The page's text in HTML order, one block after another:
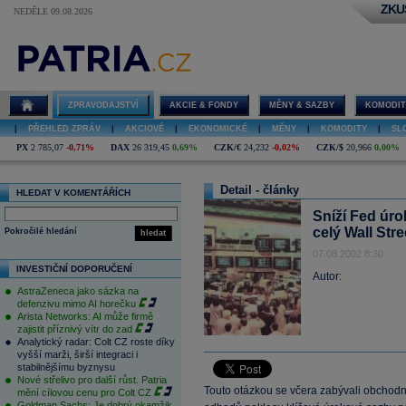
NEDĚLE 09.08.2026
ZPRAVODAJSTVÍ AKCIE & FONDY MĚNY & SAZBY
PŘEHLED ZPRÁV AKCIOVÉ EKONOMICKÉ MĚNY KOMODITY
PX 2 785,07 -0,71% DAX 26 319,45 0,69% CZK/€ 24,232 -0,02% CZK/$ 20,966 0,00%
HLEDAT V KOMENTÁŘÍCH
hledat
Pokročilé hledání
INVESTIČNÍ DOPORUČENÍ
AstraZeneca jako sázka na
defenzivu mimo AI horečku
Arista Networks: AI může firmě
zajistit příznivý vítr do zad
Analytický radar: Colt CZ roste díky
vyšší marži, širší integraci i
stabilnějšímu byznysu
Nové střelivo pro další růst. Patria
mění cílovou cenu pro Colt CZ
Detail - články
Sníží Fed
celý Wall
07.08.2002 8:30
Autor:
Touto otázkou se včera zabývali